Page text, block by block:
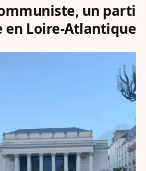
un parti
en Loire-Atlantique